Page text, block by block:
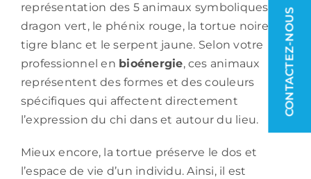
représentation des 5 animaux symboliques : le
dragon vert, le phénix rouge, la tortue noire, le
tigre blanc et le serpent jaune. Selon votre
professionnel en bioénergie, ces animaux
représentent des formes et des couleurs
spécifiques qui affectent directement
l’expression du chi dans et autour du lieu.
Mieux encore, la tortue préserve le dos et
l’espace de vie d’un individu. Ainsi, il est
CONTACTEZ-NOUS